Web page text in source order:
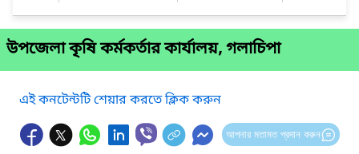
উপজেলা কৃষি কর্মকর্তার কার্যালয়, গলাচিপা
এই কনটেন্টটি শেয়ার করতে ক্লিক করুন
আপনার মতামত প্রদান করুন